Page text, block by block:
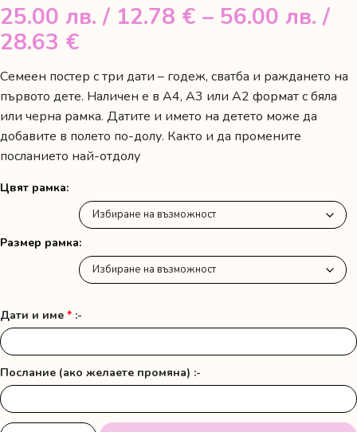
25.00 лв. / 12.78 € – 56.00 лв. /
28.63 €
range:
25.00 лв.
/
12.78 €
through
56.00 лв.
/
28.63 €
Семеен постер с три дати – годеж, сватба и раждането на
първото дете. Наличен е в А4, А3 или А2 формат с бяла
или черна рамка. Датите и името на детето може да
добавите в полето по-долу. Както и да промените
посланието най-отдолу
Цвят рамка
Размер рамка
Дати и име * :-
Послание (ако желаете промяна) :-